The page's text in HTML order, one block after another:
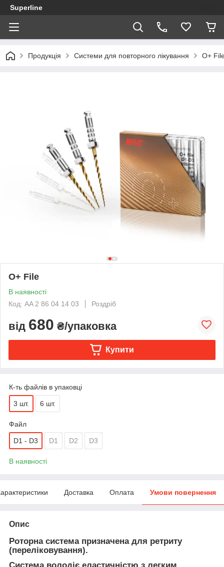
Superline
Продукція Системи для повторного лікування O+
O+ File
В наявності
Код: AA 2 86 04 14 03
Роздріб
від 680 ₴/упаковка
Купити
К-ть файлів в упаковці
3 шт. 6 шт.
Файл
D1 - D3 D1 D2 D3
В наявності
Доставка Оплата Умови повернення
Опис
Роторна система призначена для ретриту
(переліковування).
Система володіє еластичністю з легким